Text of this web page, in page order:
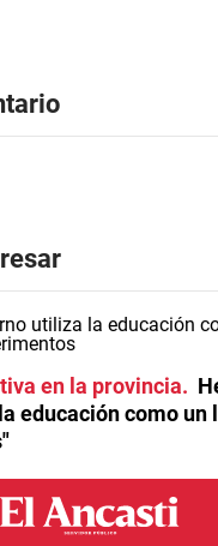
en la provincia
educación como un